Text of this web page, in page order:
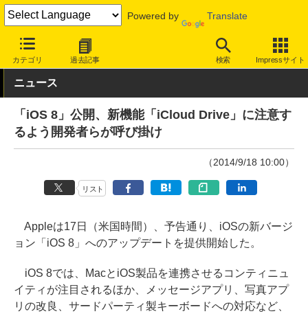
Powered by Translate
カテゴリ 過去記事 検索 Impressサイト
INTERNET Watch サービス/ソフト ソフトウェア OS
ニュース
「iOS 8」公開、新機能「iCloud Drive」に注意す
るよう開発者らが呼び掛け
（2014/9/18 10:00）
リスト
Appleは17日（米国時間）、予告通り、iOSの新バージ
ョン「iOS 8」へのアップデートを提供開始した。
iOS 8では、MacとiOS製品を連携させるコンティニュ
イティが注目されるほか、メッセージアプリ、写真アプ
リの改良、サードパーティ製キーボードへの対応など、